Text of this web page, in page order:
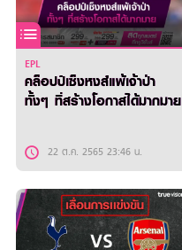
EPL
คล็อปป์เซ็งหงส์แพ้เจ้าป่า
ทั้งๆ ที่สร้างโอกาสได้มากมาย
22 ต.ค. 2565 23:46 น.